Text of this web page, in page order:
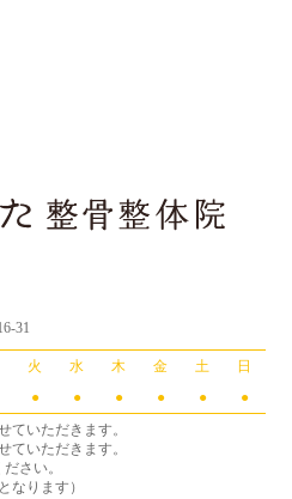
31
火 水 木 金 土
日
● ● ● ● ●
●
ていただきます。
ていただきます。
さい。
なります）